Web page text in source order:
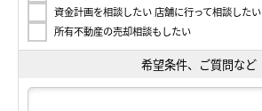
資金計画を相談したい 店舗に行って相談したい
所有不動産の売却相談もしたい
希望条件、ご質問など